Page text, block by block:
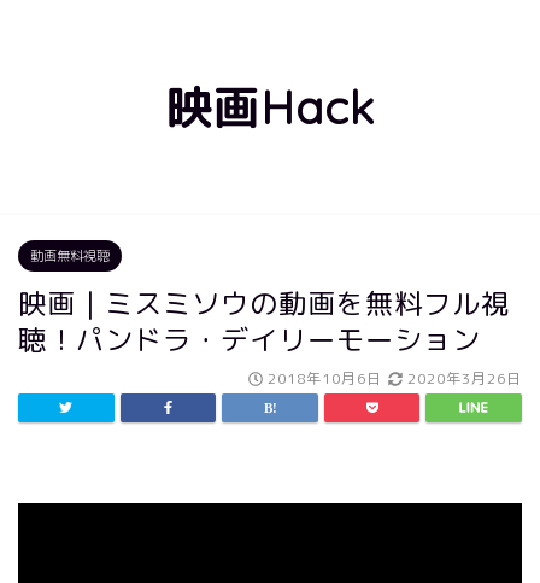
映画Hack
動画無料視聴
映画｜ミスミソウの動画を無料フル視
聴！パンドラ・デイリーモーション
2018年10月6日 2020年3月26日